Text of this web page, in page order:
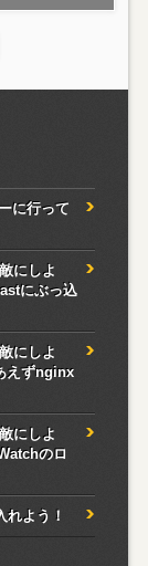
に行って
にしよ
にぶっ込
にしよ
えずnginx
にしよ
のロ
よう！